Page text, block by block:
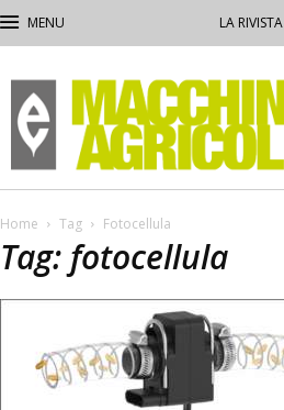
LA RIVISTA
Macchine
Agricole
Home Tag Fotocellula
Tag: fotocellula